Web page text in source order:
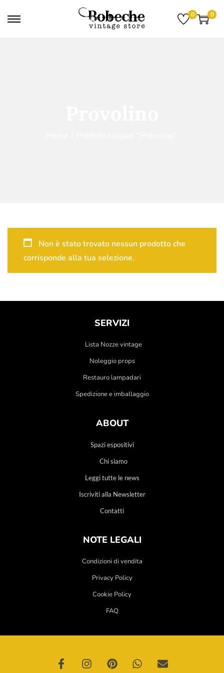
0 0
Non è stato trovato nessun prodotto che
corrisponde alla tua selezione.
SERVIZI
Lista Nozze vintage
Noleggio props
Restauro lampadari
Spedizione e imballaggio
ABOUT
Spazi espositivi
Chi siamo
Leggi tutte le news
Iscriviti alla Newsletter
Contatti
NOTE LEGALI
Condizioni di vendita
Privacy Policy
Cookie Policy
FAQ